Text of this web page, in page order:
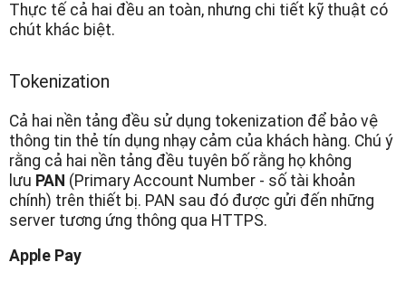
Thực tế cả hai đều an toàn, nhưng chi tiết kỹ thuật có
chút khác biệt.
Tokenization
Cả hai nền tảng đều sử dụng tokenization để bảo vệ
thông tin thẻ tín dụng nhạy cảm của khách hàng. Chú ý
rằng cả hai nền tảng đều tuyên bố rằng họ không
lưu PAN (Primary Account Number - số tài khoản
chính) trên thiết bị. PAN sau đó được gửi đến những
server tương ứng thông qua HTTPS.
Apple Pay